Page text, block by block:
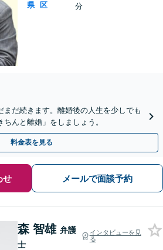
県
区
分
まだ続きます。離婚後の人生を少しでも
んと離婚」をしましょう。
料金表を見る
せ メールで面談予約
森 智雄 弁護
士
インタビューを見
る